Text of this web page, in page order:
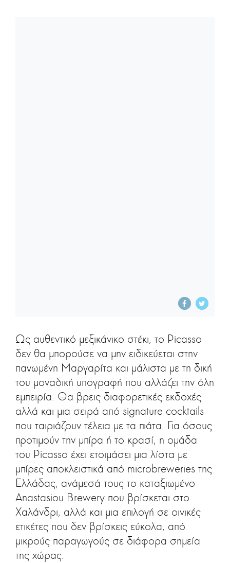
Ως αυθεντικό μεξικάνικο στέκι, το Picasso
δεν θα μπορούσε να μην ειδικεύεται στην
παγωμένη Mαργαρίτα και μάλιστα με τη δική
του μοναδική υπογραφή που αλλάζει την όλη
εμπειρία. Θα βρεις διαφορετικές εκδοχές
αλλά και μια σειρά από signature cocktails
που ταιριάζουν τέλεια με τα πιάτα. Για όσους
προτιμούν την μπίρα ή το κρασί, η ομάδα
του Picasso έχει ετοιμάσει μια λίστα με
μπίρες αποκλειστικά από microbreweries της
Ελλάδας, ανάμεσά τους το καταξιωμένο
Anastasiou Brewery που βρίσκεται στο
Χαλάνδρι, αλλά και μια επιλογή σε οινικές
ετικέτες που δεν βρίσκεις εύκολα, από
μικρούς παραγωγούς σε διάφορα σημεία
της χώρας.